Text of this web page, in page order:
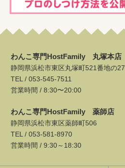
わんこ専門HostFamily 丸塚本店
静岡県浜松市東区丸塚町521番地の27
TEL /053-545-7511
営業時間 / 8:30〜20:00
わんこ専門HostFamily 薬師店
静岡県浜松市東区薬師町506
TEL /053-581-8970
営業時間 / 9:30～18:30